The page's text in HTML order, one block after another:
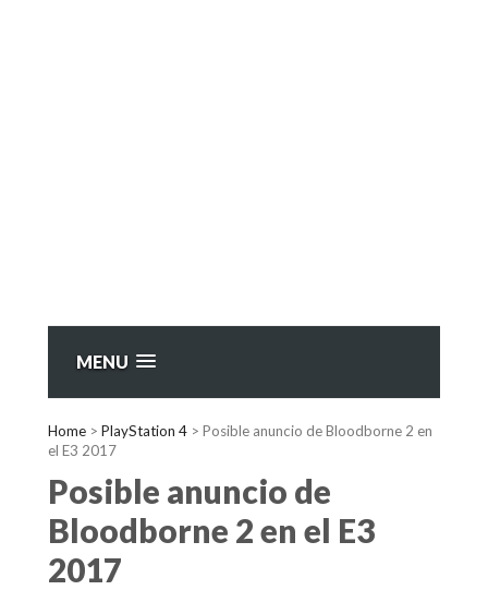
MENU
Home > PlayStation 4 > Posible anuncio de Bloodborne 2 en
el E3 2017
Posible anuncio de
Bloodborne 2 en el E3
2017